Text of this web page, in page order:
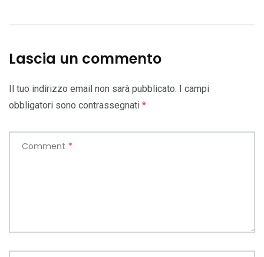
Lascia un commento
Il tuo indirizzo email non sarà pubblicato. I campi
obbligatori sono contrassegnati *
Comment *